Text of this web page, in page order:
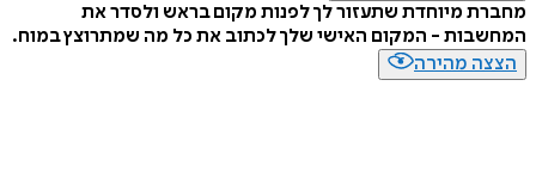
מיוחדת שתעזור לך לפנות מקום בראש ולסדר את
- המקום האישי שלך לכתוב את כל מה שמתרוצץ במוח.
מהירה